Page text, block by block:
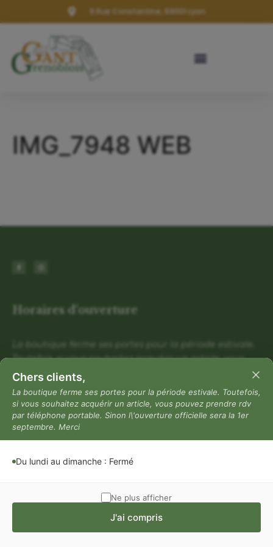
9 Rue Constantine, 69001 Lyon
IMG_7948 WEB
Horaires d'ouverture
La boutique ferme ses portes pour la période estivale.
Toutefois, si vous souhaitez acquérir un article, vous
pouvez prendre rdv par téléphone portable. Sinon
l\'ouverture officielle sera la 1er septembre. Merci
Du lundi au dimanche : Fermé
Mentions légales
Politique de confidentialité
Chers clients,
La boutique ferme ses portes pour la période estivale. Toutefois,
si vous souhaitez acquérir un article, vous pouvez prendre rdv
par téléphone portable. Sinon l\'ouverture officielle sera la 1er
septembre. Merci
Du lundi au dimanche : Fermé
Ne plus afficher
J'ai compris